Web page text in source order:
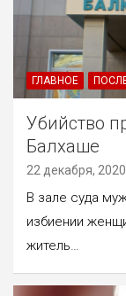
ГЛАВНОЕ
Убийство
Балхаше
22 декабря, 2020
В зале суда
избиении
житель…